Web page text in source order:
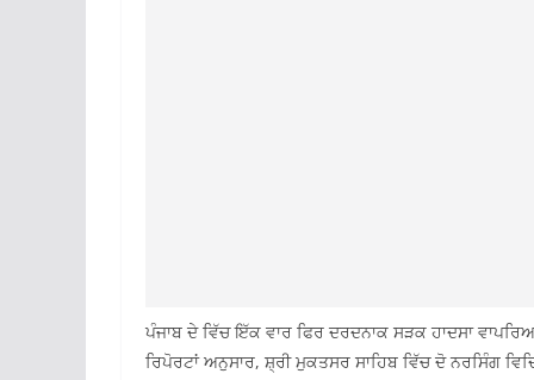
ਪੰਜਾਬ ਦੇ ਵਿੱਚ ਇੱਕ ਵਾਰ ਫਿਰ ਦਰਦਨਾਕ ਸੜਕ ਹਾਦਸਾ
ਰਿਪੋਰਟਾਂ ਅਨੁਸਾਰ, ਸ਼੍ਰੀ ਮੁਕਤਸਰ ਸਾਹਿਬ ਵਿੱਚ ਦੋ ਨਰਸਿੰਗ